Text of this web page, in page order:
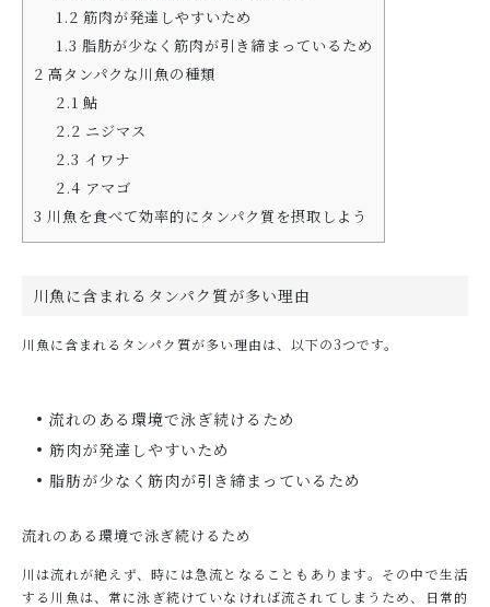
1.2 筋肉が発達しやすいため
1.3 脂肪が少なく筋肉が引き締まっているため
2 高タンパクな川魚の種類
2.1 鮎
2.2 ニジマス
2.3 イワナ
2.4 アマゴ
3 川魚を食べて効率的にタンパク質を摂取しよう
川魚に含まれるタンパク質が多い理由
川魚に含まれるタンパク質が多い理由は、以下の3つです。
流れのある環境で泳ぎ続けるため
筋肉が発達しやすいため
脂肪が少なく筋肉が引き締まっているため
流れのある環境で泳ぎ続けるため
川は流れが絶えず、時には急流となることもあります。その中で生活
する川魚は、常に泳ぎ続けていなければ流されてしまうため、日常的